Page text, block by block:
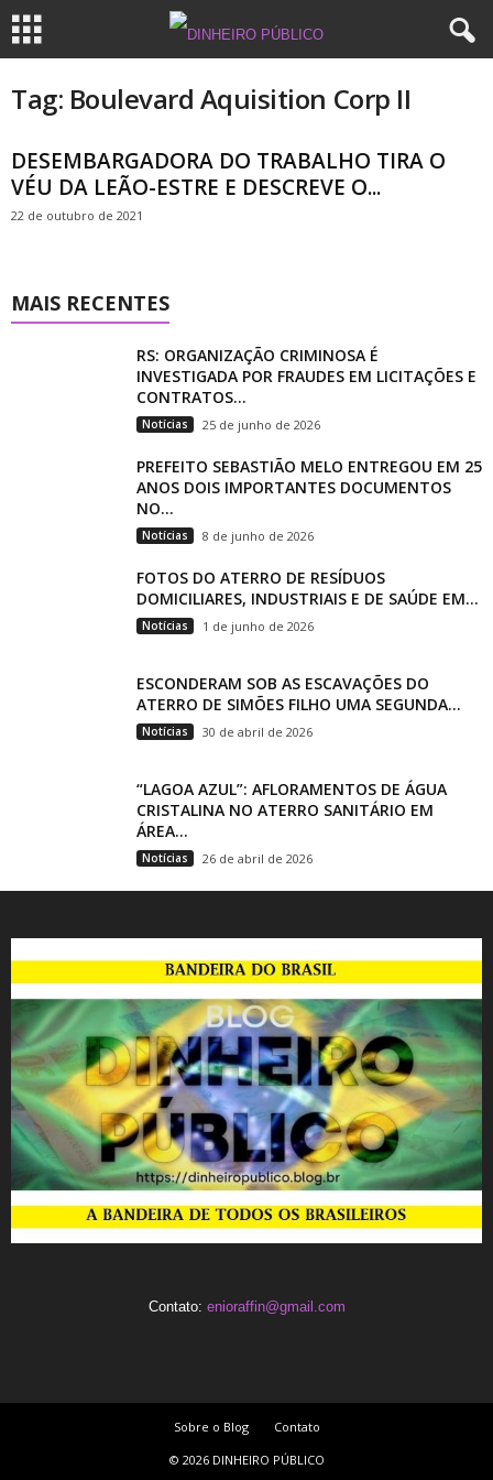
Tag: Boulevard Aquisition Corp II
DESEMBARGADORA DO TRABALHO TIRA O
VÉU DA LEÃO-ESTRE E DESCREVE O...
22 de outubro de 2021
MAIS RECENTES
RS: ORGANIZAÇÃO CRIMINOSA É
INVESTIGADA POR FRAUDES EM LICITAÇÕES E
CONTRATOS...
Notícias 25 de junho de 2026
PREFEITO SEBASTIÃO MELO ENTREGOU EM 25
ANOS DOIS IMPORTANTES DOCUMENTOS
NO...
Notícias 8 de junho de 2026
FOTOS DO ATERRO DE RESÍDUOS
DOMICILIARES, INDUSTRIAIS E DE SAÚDE EM...
Notícias 1 de junho de 2026
ESCONDERAM SOB AS ESCAVAÇÕES DO
ATERRO DE SIMÕES FILHO UMA SEGUNDA...
Notícias 30 de abril de 2026
“LAGOA AZUL”: AFLORAMENTOS DE ÁGUA
CRISTALINA NO ATERRO SANITÁRIO EM
ÁREA...
Notícias 26 de abril de 2026
Contato: enioraffin@gmail.com
Sobre o Blog
Contato
© 2026 DINHEIRO PÚBLICO